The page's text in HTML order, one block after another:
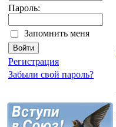
Пароль:
Запомнить меня
Регистрация
Забыли свой пароль?